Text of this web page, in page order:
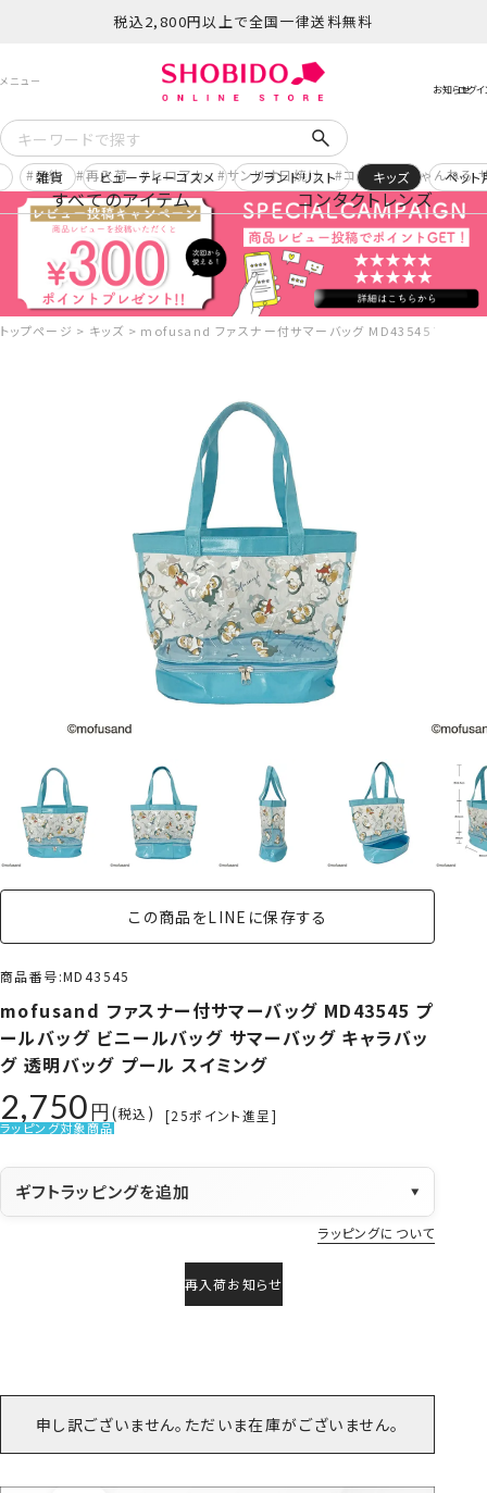
税込2,800円以上で全国一律送料無料
予約 再入荷 ヒロアカ サンリオ日焼け コスメヲタちゃんねる
すべてのアイテム コンタクトレンズ
雑貨 ビューティーコスメ ブランドリスト キッズ ペッ
トップページ キッズ mofusand ファスナー付サマーバッグ MD43545 プールバ
この商品をLINEに保存する
商品番号 MD43545
mofusand ファスナー付サマーバッグ MD43545 プ
ールバッグ ビニールバッグ サマーバッグ キャラバッ
グ 透明バッグ プール スイミング
2,750 税込 [25ポイント進呈]
ラッピング対象商品
ギフトラッピングを追加 ▼
ラッピングについて
再入荷お知らせ
申し訳ございません。ただいま在庫がございません。